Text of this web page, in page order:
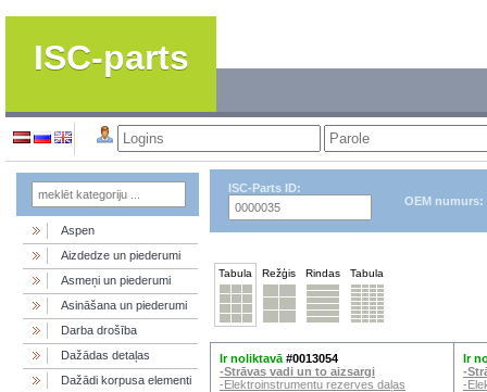
ISC-parts
Aspen
Aizdedze un piederumi
Asmeņi un piederumi
Asināšana un piederumi
Darba drošība
Dažādas detaļas
Dažādi korpusa elementi
ISC-Parts ID:
OEM numurs:
Tabula Režģis Rindas Tabula
Ir noliktavā #0013054
-Strāvas vadi un to aizsargi
-Elektroinstrumentu rezerves daļas
Ir
-
-